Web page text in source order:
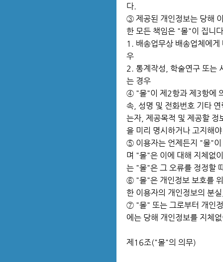
다.
③ 제공된 개인정보는 당해
한 모든 책임은 "몰"이 집니
1. 배송업무상 배송업체에
우
2. 통계작성, 학술연구 또는
는 경우
④ "몰"이 제2항과 제3항에
속, 성명 및 전화번호 기타
는자, 제공목적 및 제공할
을 미리 명시하거나 고지해
⑤ 이용자는 언제든지 "몰"이
며 "몰"은 이에 대해 지체없
는 "몰"은 그 오류를 정정할
⑥ "몰"은 개인정보 보호를
한 이용자의 개인정보의 분
⑦ "몰" 또는 그로부터 개인
에는 당해 개인정보를 지체
제16조("몰"의 의무)